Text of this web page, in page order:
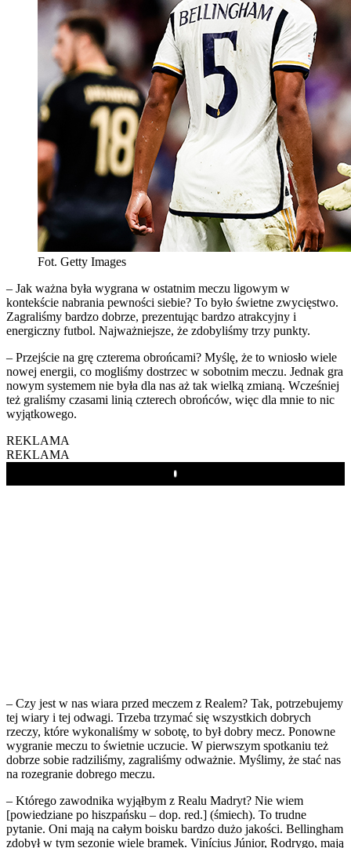
Fot. Getty Images
– Jak ważna była wygrana w ostatnim meczu ligowym w
kontekście nabrania pewności siebie? To było świetne zwycięstwo.
Zagraliśmy bardzo dobrze, prezentując bardzo atrakcyjny i
energiczny futbol. Najważniejsze, że zdobyliśmy trzy punkty.
– Przejście na grę czterema obrońcami? Myślę, że to wniosło wiele
nowej energii, co mogliśmy dostrzec w sobotnim meczu. Jednak gra
nowym systemem nie była dla nas aż tak wielką zmianą. Wcześniej
też graliśmy czasami linią czterech obrońców, więc dla mnie to nic
wyjątkowego.
REKLAMA
REKLAMA
Play
– Czy jest w nas wiara przed meczem z Realem? Tak, potrzebujemy
tej wiary i tej odwagi. Trzeba trzymać się wszystkich dobrych
rzeczy, które wykonaliśmy w sobotę, to był dobry mecz. Ponowne
wygranie meczu to świetnie uczucie. W pierwszym spotkaniu też
dobrze sobie radziliśmy, zagraliśmy odważnie. Myślimy, że stać nas
na rozegranie dobrego meczu.
– Którego zawodnika wyjąłbym z Realu Madryt? Nie wiem
[powiedziane po hiszpańsku – dop. red.] (śmiech). To trudne
pytanie. Oni mają na całym boisku bardzo dużo jakości. Bellingham
zdobył w tym sezonie wiele bramek. Vinícius Júnior, Rodrygo, mają